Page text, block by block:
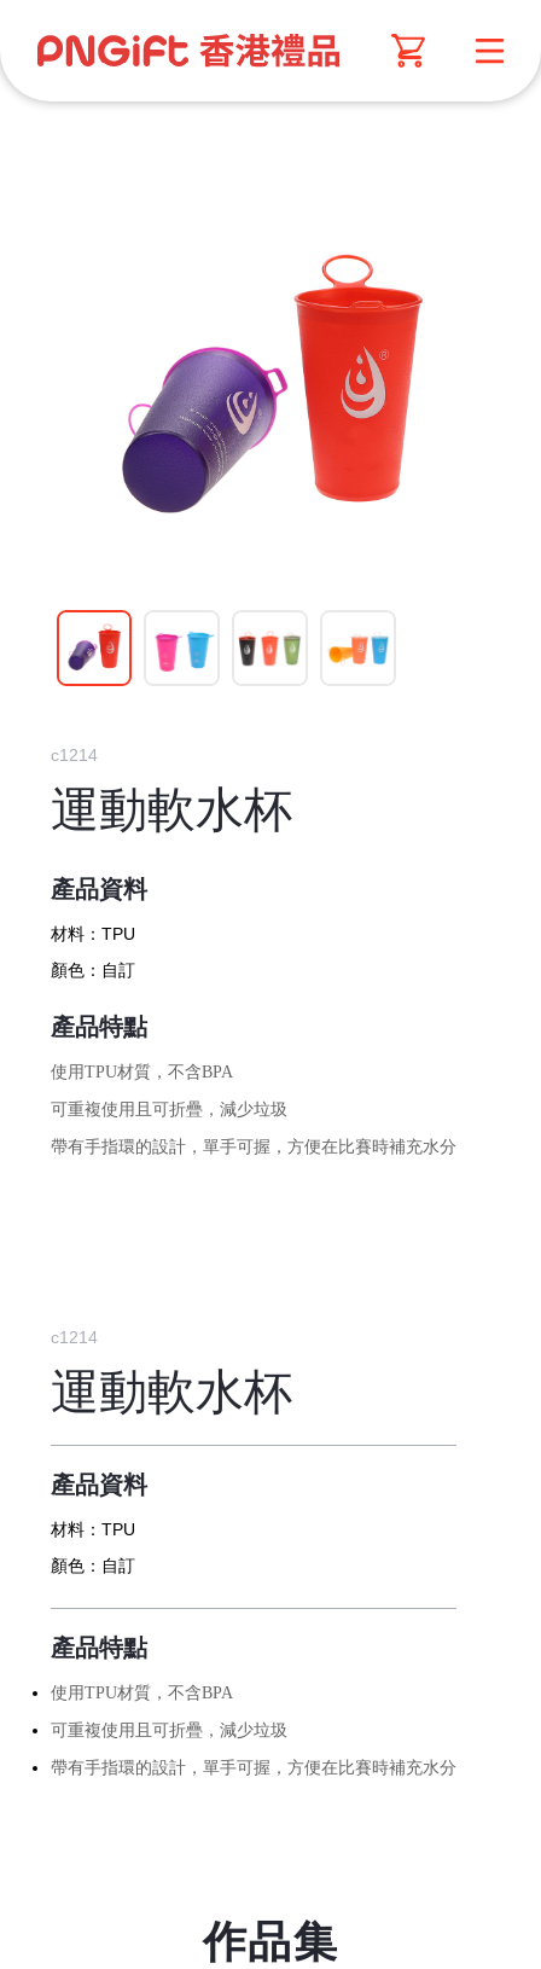
c1214
運動軟水杯
產品資料
材料： TPU
顏色： 自訂
產品特點
使用TPU材質，不含BPA
可重複使用且可折疊， 減少垃圾
帶有手指環的設計，單手可握，方便在比賽時補充水分
c1214
運動軟水杯
產品資料
材料： TPU
顏色： 自訂
產品特點
使用TPU材質，不含BPA
可重複使用且可折疊， 減少垃圾
帶有手指環的設計，單手可握，方便在比賽時補充水分
作品集